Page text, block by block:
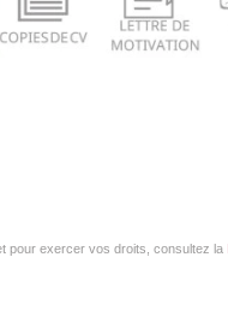
pour exercer vos droits, consultez la